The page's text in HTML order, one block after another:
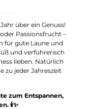
über ein Genuss!
Passionsfrucht –
für gute Laune und
und verführerisch
lieben. Natürlich
zu jeder Jahreszeit
zum Entspannen,
🕯️✨